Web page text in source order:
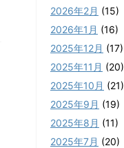
2026年2月 (15)
2026年1月 (16)
2025年12月 (17)
2025年11月 (20)
2025年10月 (21)
2025年9月 (19)
2025年8月 (11)
2025年7月 (20)